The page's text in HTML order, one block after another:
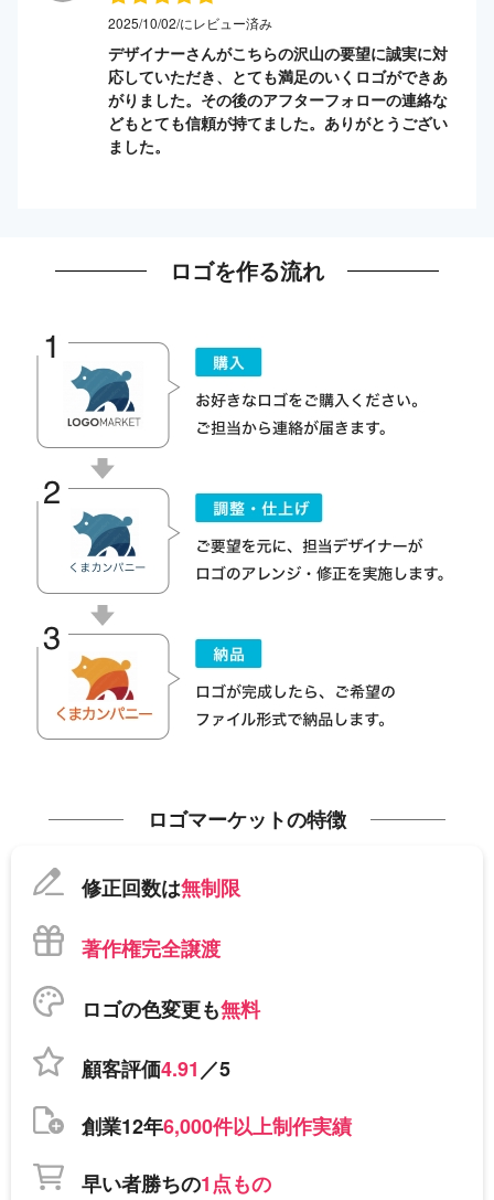
2025/10/02/にレビュー済み
デザイナーさんがこちらの沢山の要望に誠実に対
応していただき、とても満足のいくロゴができあ
がりました。その後のアフターフォローの連絡な
どもとても信頼が持てました。ありがとうござい
ました。
ロゴを作る流れ
ロゴマーケットの特徴
修正回数は無制限
著作権完全譲渡
ロゴの色変更も無料
顧客評価4.91／5
創業12年6,000件以上制作実績
早い者勝ちの1点もの